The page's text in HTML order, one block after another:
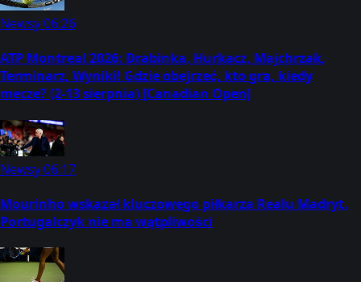
Newsy06:26
ATP Montreal 2026: Drabinka, Hurkacz, Majchrzak,
Terminarz, Wyniki! Gdzie obejrzeć, kto gra, kiedy
mecze? (2-13 sierpnia) [Canadian Open]
Newsy06:17
Mourinho wskazał kluczowego piłkarza Realu Madryt.
Portugalczyk nie ma wątpliwości